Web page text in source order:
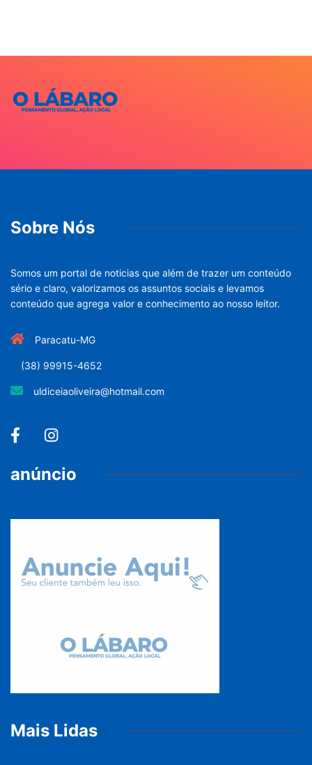
Sobre Nós
Somos um portal de noticias que além de trazer um conteúdo
sério e claro, valorizamos os assuntos sociais e levamos
conteúdo que agrega valor e conhecimento ao nosso leitor.
Paracatu-MG
(38) 99915-4652
uldiceiaoliveira@hotmail.com
anúncio
Mais Lidas